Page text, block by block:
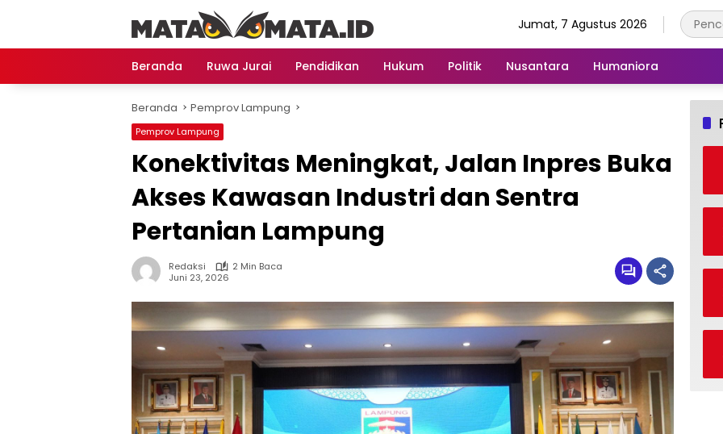
Jumat, 7 Agustus 2026
Beranda Ruwa Jurai Pendidikan Hukum Politik Nusantara Humaniora
Beranda Pemprov Lampung
Pemprov Lampung
Konektivitas Meningkat, Jalan Inpres Buka
Akses Kawasan Industri dan Sentra
Pertanian Lampung
Redaksi
2 Min Baca
Juni 23, 2026